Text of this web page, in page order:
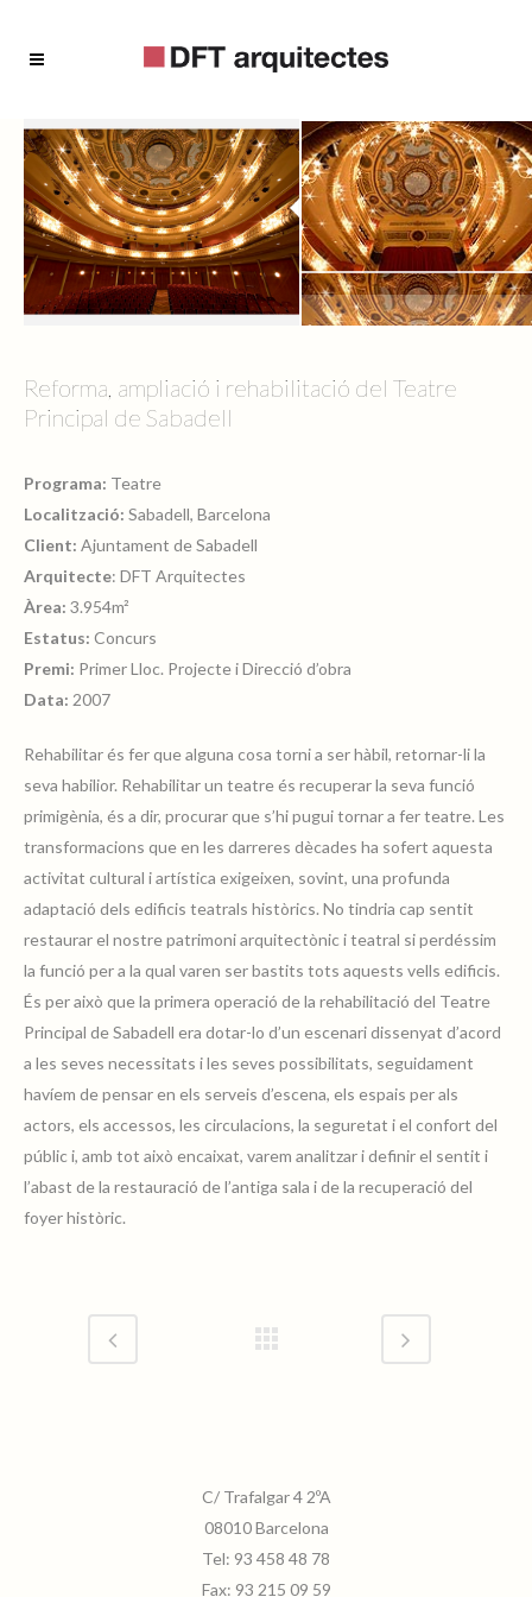
Reforma, ampliació i rehabilitació del Teatre
Principal de Sabadell
Programa: Teatre
Localització: Sabadell, Barcelona
Client: Ajuntament de Sabadell
Arquitecte: DFT Arquitectes
Àrea: 3.954m²
Estatus: Concurs
Premi: Primer Lloc. Projecte i Direcció d’obra
Data: 2007
Rehabilitar és fer que alguna cosa torni a ser hàbil, retornar-li la
seva habilior. Rehabilitar un teatre és recuperar la seva funció
primigènia, és a dir, procurar que s’hi pugui tornar a fer teatre. Les
transformacions que en les darreres dècades ha sofert aquesta
activitat cultural i artística exigeixen, sovint, una profunda
adaptació dels edificis teatrals històrics. No tindria cap sentit
restaurar el nostre patrimoni arquitectònic i teatral si perdéssim
la funció per a la qual varen ser bastits tots aquests vells edificis.
És per això que la primera operació de la rehabilitació del Teatre
Principal de Sabadell era dotar-lo d’un escenari dissenyat d’acord
a les seves necessitats i les seves possibilitats, seguidament
havíem de pensar en els serveis d’escena, els espais per als
actors, els accessos, les circulacions, la seguretat i el confort del
públic i, amb tot això encaixat, varem analitzar i definir el sentit i
l’abast de la restauració de l’antiga sala i de la recuperació del
foyer històric.
C/ Trafalgar 4 2ºA
08010 Barcelona
Tel: 93 458 48 78
Fax: 93 215 09 59